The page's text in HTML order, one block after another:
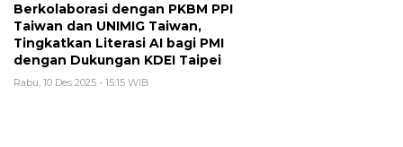
Berkolaborasi dengan PKBM PPI
Taiwan dan UNIMIG Taiwan,
Tingkatkan Literasi AI bagi PMI
dengan Dukungan KDEI Taipei
Rabu, 10 Des 2025 - 15:15 WIB